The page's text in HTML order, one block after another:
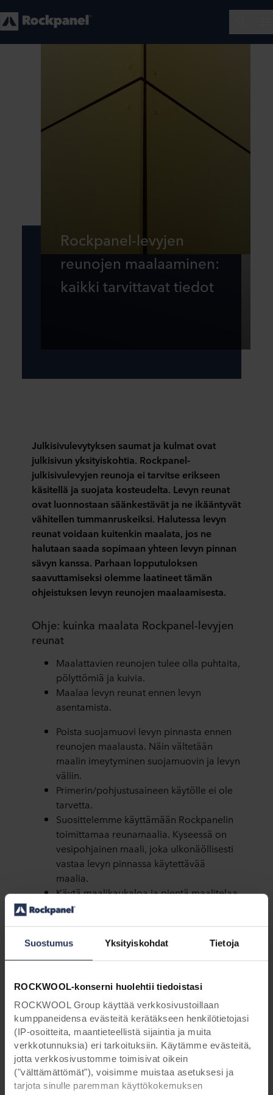
Suostumus Yksityiskohdat Tietoja
ROCKWOOL-konserni huolehtii tiedoistasi
ROCKWOOL Group käyttää verkkosivustoillaan
kumppaneidensa evästeitä kerätäkseen henkilötietojasi
(IP-osoitteita, maantieteellistä sijaintia ja muita
verkkotunnuksia) eri tarkoituksiin. Käytämme evästeitä,
jotta verkkosivustomme toimisivat oikein
("välttämättömät"), voisimme muistaa asetuksesi ja
tarjota sinulle paremman käyttökokemuksen
Rockpanel-levyjen
reunojen maalaaminen:
kaikki tarvittavat tiedot
Julkisivulevytyksen saumat ja kulmat ovat
julkisivun yksityiskohtia. Rockpanel-
julkisivulevyjen reunoja ei tarvitse erikseen
käsitellä ja suojata kosteudelta. Levyn reunat
ovat luonnostaan säänkestävät ja ne ikääntyvät
vähitellen tummanruskeiksi. Halutessa levyn
reunat voidaan kuitenkin maalata, jos ne
halutaan saada sopimaan yhteen levyn pinnan
sävyn kanssa. Parhaan lopputuloksen
saavuttamiseksi olemme laatineet tämän
ohjeistuksen levyn reunojen maalaamisesta.
Ohje: kuinka maalata Rockpanel-levyjen
reunat
Maalattavien reunojen tulee olla puhtaita,
pölyttömiä ja kuivia.
Maalaa levyn reunat ennen levyn
asentamista.
Poista suojamuovi levyn pinnasta ennen
reunojen maalausta. Näin vältetään
maalin imeytyminen suojamuovin ja levyn
väliin.
Primerin/pohjustusaineen käytölle ei ole
tarvetta.
Suosittelemme käyttämään Rockpanelin
toimittamaa reunamaalia. Kyseessä on
vesipohjainen maali, joka ulkonäöllisesti
vastaa levyn pinnassa käytettävää
maalia.
Käytä maalikaukaloa ja pientä maalitelaa
(esim. 50 mm tai pienempi).
Maalaa vain yksi reuna kerrallaan. Kun
reunaan.
Älä maalaa montaa reunaa kerrallaan
(levyt päällekkäin). Maali voi tällöin
imeytyä levyjen väleihin ja näkyä
huonona lopputuloksena levyn pinnassa.
Levitä maali levyn reunaan hellästi: älä
paina maalitelaa liian kovaa.